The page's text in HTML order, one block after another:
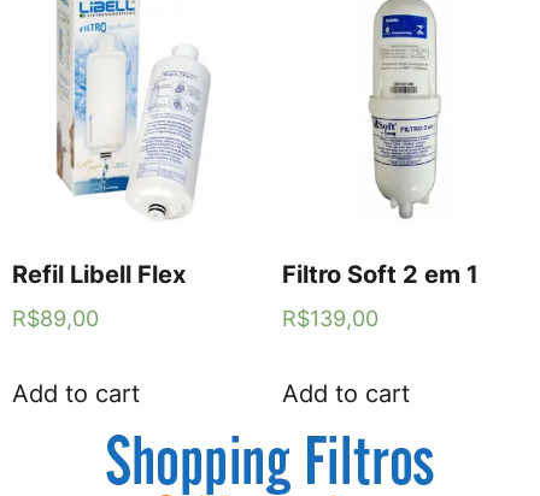
Refil Libell Flex
R$89,00
Add to cart
Filtro Soft 2 em 1
R$139,00
Add to cart